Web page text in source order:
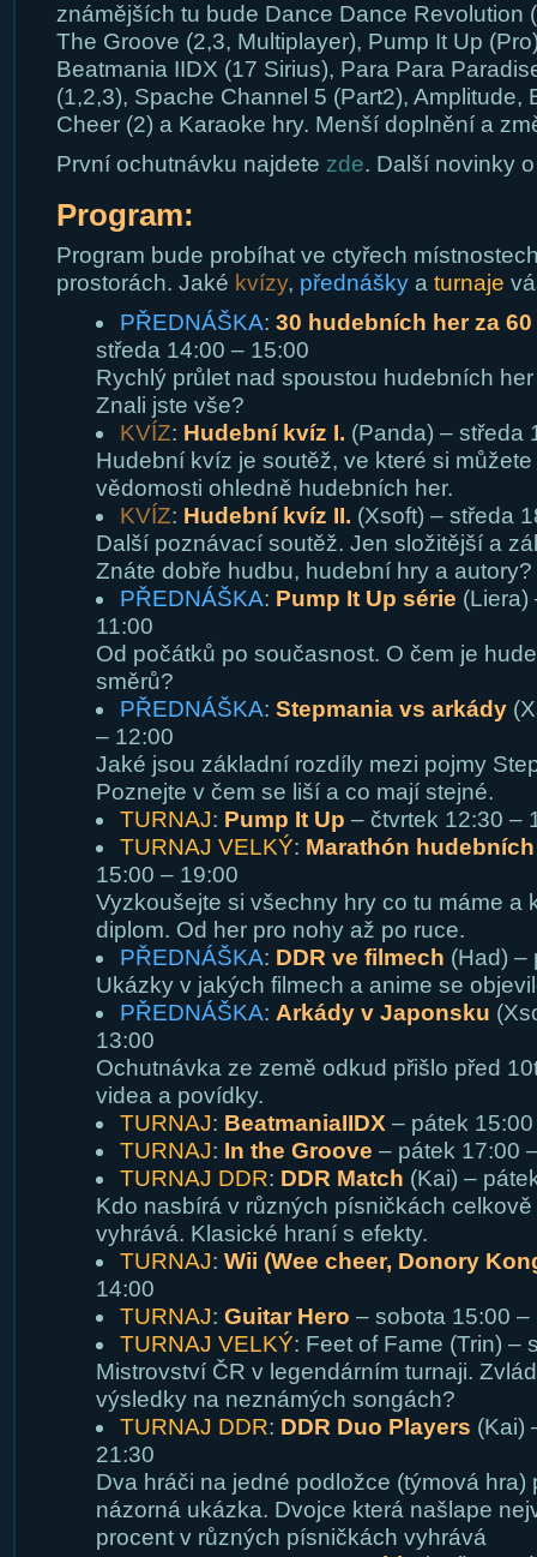
známějších tu bude Dance Dance Revolution
The Groove (2,3, Multiplayer), Pump It Up
Beatmania IIDX (17 Sirius), Para Para
(1,2,3), Spache Channel 5 (Part2), Amplitude,
Cheer (2) a Karaoke hry. Menší doplnění a
První ochutnávku najdete zde. Další novinky
Program:
Program bude probíhat ve ctyřech
prostorách. Jaké kvízy, přednáškya turnaje
PŘEDNÁŠKA: 30 hudebních her za
středa 14:00 – 15:00
Rychlý průlet nad spoustou hudebních
Znali jste vše?
KVÍZ: Hudební kvíz I. (Panda) – středa
Hudební kvíz je soutěž, ve které si
vědomosti ohledně hudebních her.
KVÍZ: Hudební kvíz II. (Xsoft) – středa
Další poznávací soutěž. Jen složitější a
Znáte dobře hudbu, hudební hry a autory?
PŘEDNÁŠKA: Pump It Up série (Liera)
11:00
Od počátků po současnost. O čem je
směrů?
PŘEDNÁŠKA: Stepmania vs arkády
– 12:00
Jaké jsou základní rozdíly mezi pojmy
Poznejte v čem se liší a co mají stejné.
TURNAJ: Pump It Up – čtvrtek 12:30 –
TURNAJ VELKÝ: Marathón
15:00 – 19:00
Vyzkoušejte si všechny hry co tu máme a
diplom. Od her pro nohy až po ruce.
PŘEDNÁŠKA: DDR ve filmech (Had) –
Ukázky v jakých filmech a anime se
PŘEDNÁŠKA: Arkády v Japonsku
13:00
Ochutnávka ze země odkud přišlo před
videa a povídky.
TURNAJ: BeatmaniaIIDX – pátek
TURNAJ: In the Groove – pátek 17:00
TURNAJ DDR: DDR Match (Kai) –
Kdo nasbírá v různých písničkách
vyhrává. Klasické hraní s efekty.
TURNAJ: Wii (Wee cheer, Donory
14:00
TURNAJ: Guitar Hero – sobota 15:00 –
TURNAJ VELKÝ: Feet of Fame (Trin) –
Mistrovství ČR v legendárním turnaji.
výsledky na neznámých songách?
TURNAJ DDR: DDR Duo Players (Kai)
21:30
Dva hráči na jedné podložce (týmová hra)
názorná ukázka. Dvojce která našlape
procent v různých písničkách vyhrává